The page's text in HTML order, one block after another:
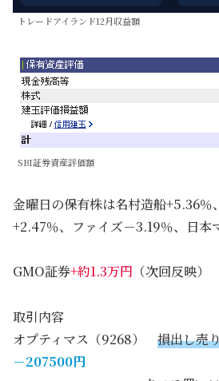
トレードアイランド12月収益額
SBI証券資産評価額
金曜日の保有株は名村造船+5.36％
+2.47％、ファイズ－3.19％、日本
GMO証券+約1.3万円 （次回反映
取引内容
オプティマス（9268） 損出し売
－207500円